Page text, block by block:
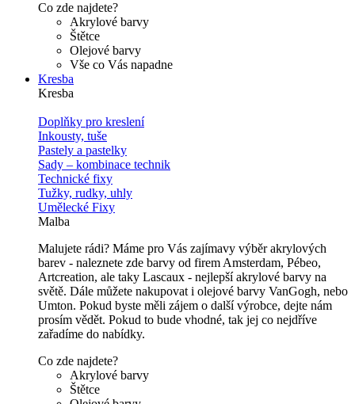
Co zde najdete?
Akrylové barvy
Štětce
Olejové barvy
Vše co Vás napadne
Kresba
Kresba
Doplňky pro kreslení
Inkousty, tuše
Pastely a pastelky
Sady – kombinace technik
Technické fixy
Tužky, rudky, uhly
Umělecké Fixy
Malba
Malujete rádi? Máme pro Vás zajímavy výběr akrylových
barev - naleznete zde barvy od firem Amsterdam, Pébeo,
Artcreation, ale taky Lascaux - nejlepší akrylové barvy na
světě. Dále můžete nakupovat i olejové barvy VanGogh, nebo
Umton. Pokud byste měli zájem o další výrobce, dejte nám
prosím vědět. Pokud to bude vhodné, tak jej co nejdříve
zařadíme do nabídky.
Co zde najdete?
Akrylové barvy
Štětce